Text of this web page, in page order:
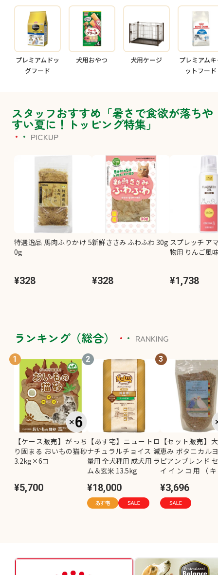
01
プレミアムドッ
グフード
犬用おやつ 犬用ケージ
プレミアム
ットフード
スタッフおすすめ「暑さで食欲が落ちや
すい夏に！トッピング特集」
PICKUP
特選逸品 馬肉ふりかけ 5
0g
¥328
新鮮ささみ ふわふわ 30g
¥328
スプレッチ ア
物用 りんご風
¥1,738
ランキング（総合） RANKING
1
【ケース販売】がっち
り固まる おいもの猫砂
3.2kg×6コ
¥5,700
2
【あす宅】ニュートロ
ナチュラルチョイス 減
量用 全犬種用 成犬用 ラ
ム＆玄米 13.5kg
¥18,000
3
【セット販売】
恵み ボタニカル
ピアンブレンド
イインコ用（
¥3,696